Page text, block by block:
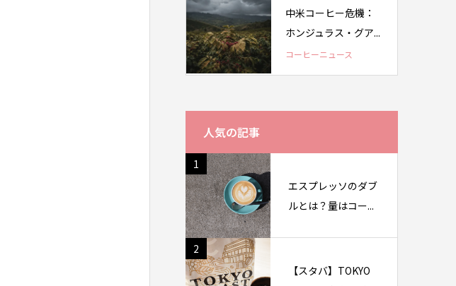
中米コーヒー危機：
ホンジュラス・グア...
コーヒーニュース
人気の記事
1
エスプレッソのダブ
ルとは？量はコー...
2
【スタバ】TOKYO